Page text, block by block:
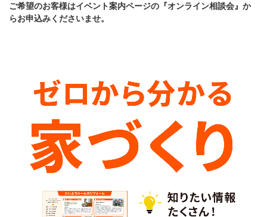
ご希望のお客様はイベント案内ページの『オンライン相談会』か
らお申込みくださいませ。